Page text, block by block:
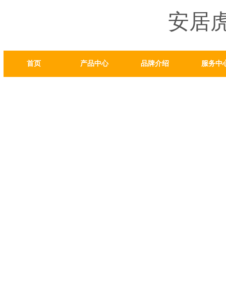
安居
首页 产品中心 品牌介绍 服务中